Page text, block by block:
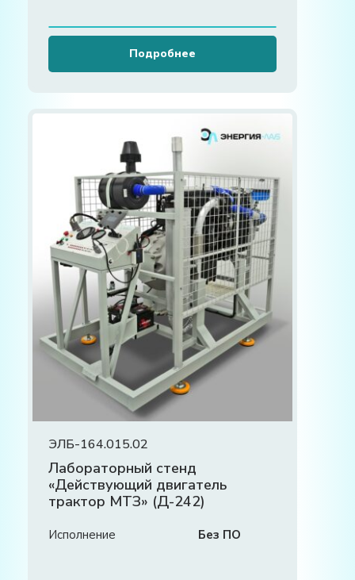
Подробнее
ЭЛБ-164.015.02
Лабораторный стенд
«Действующий двигатель
трактор МТЗ» (Д-242)
Исполнение Без ПО